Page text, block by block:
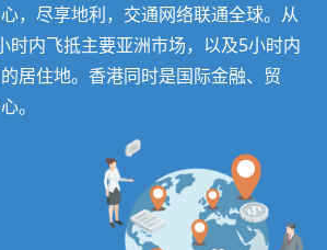
，尽享地利，交通网络联通全球。从
时内飞抵主要亚洲市场，以及5小时内
居住地。香港同时是国际金融、贸
。